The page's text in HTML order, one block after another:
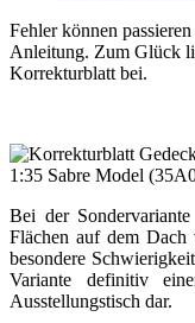
Fehler können
Anleitung. Zum Glück
Korrekturblatt bei.
Bei der
Flächen auf dem
besondere
Variante definitiv
Ausstellungstisch dar.